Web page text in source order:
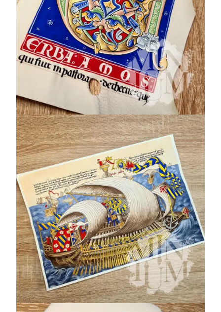
Galeone Contarini
Cod. St. Peter pap. 32